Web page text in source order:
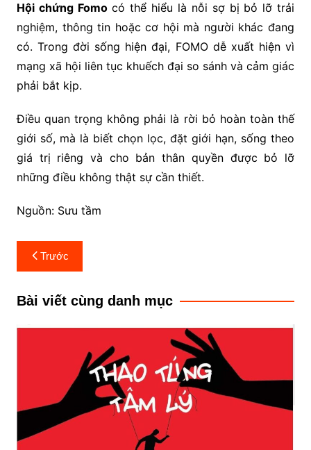
Hội chứng Fomocó thể hiểu là nỗi sợ bị bỏ lỡ trải
nghiệm, thông tin hoặc cơ hội mà người khác đang
có. Trong đời sống hiện đại, FOMO dễ xuất hiện vì
mạng xã hội liên tục khuếch đại so sánh và cảm giác
phải bắt kịp.
Điều quan trọng không phải là rời bỏ hoàn toàn thế
giới số, mà là biết chọn lọc, đặt giới hạn, sống theo
giá trị riêng và cho bản thân quyền được bỏ lỡ
những điều không thật sự cần thiết.
Nguồn: Sưu tầm
Điều
hướng
bài
Trước
Bài viết cùng danh mục